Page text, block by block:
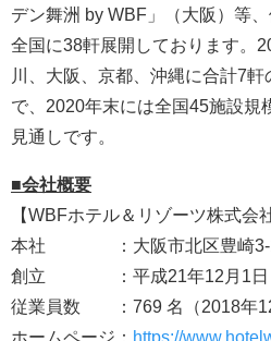
デン舞洲 by WBF」（大阪）等
全国に38軒展開しております。
川、大阪、京都、沖縄に合計7
で、2020年末には全国45施設規
見通しです。
■会社概要
【WBFホテル＆リゾーツ株式会
本社 ：大阪市北区豊崎3-
創立 ：平成21年12月1日
従業員数 ：769 名（2018年12
ホームページ： https://